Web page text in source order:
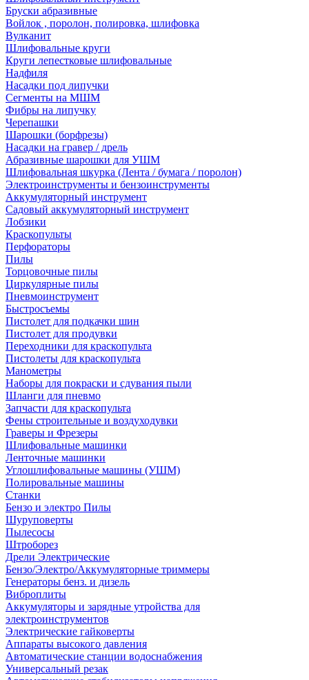
Бруски абразивные
Войлок , поролон, полировка, шлифовка
Вулканит
Шлифовальные круги
Круги лепестковые шлифовальные
Надфиля
Насадки под липучки
Сегменты на МШМ
Фибры на липучку
Черепашки
Шарошки (борфрезы)
Насадки на гравер / дрель
Абразивные шарошки для УШМ
Шлифовальная шкурка (Лента / бумага / поролон)
Электроинструменты и бензоинструменты
Аккумуляторный инструмент
Садовый аккумуляторный инструмент
Лобзики
Краскопульты
Перфораторы
Пилы
Торцовочные пилы
Циркулярные пилы
Пневмоинструмент
Быстросъемы
Пистолет для подкачки шин
Пистолет для продувки
Переходники для краскопульта
Пистолеты для краскопульта
Манометры
Наборы для покраски и сдувания пыли
Шланги для пневмо
Запчасти для краскопульта
Фены строительные и воздуходувки
Граверы и Фрезеры
Шлифовальные машинки
Ленточные машинки
Углошлифовальные машины (УШМ)
Полировальные машины
Станки
Бензо и электро Пилы
Шуруповерты
Пылесосы
Штроборез
Дрели Электрические
Бензо/Электро/Аккумуляторные триммеры
Генераторы бенз. и дизель
Виброплиты
Аккумуляторы и зарядные утройства для
электроинструментов
Электрические гайковерты
Аппараты высокого давления
Автоматические станции водоснабжения
Универсальный резак